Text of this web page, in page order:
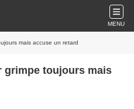
MENU
mais accuse un retard
grimpe toujours mais